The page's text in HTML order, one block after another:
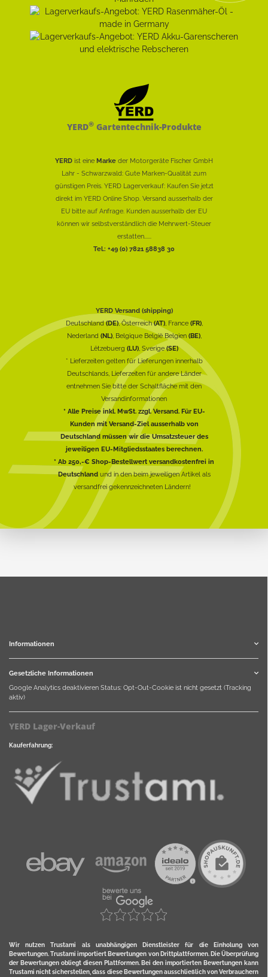
YERD®Gartentechnik-Produkte
YERD ist eine Marke der Motorgeräte Fischer GmbH
Lahr - Schwarzwald: Gute Marken-Qualität zum
günstigen Preis. YERD Lagerverkauf: Kaufen Sie jetzt
direkt im YERD Online Shop. Versand ausserhalb der
EU bitte auf Anfrage. Kunden ausserhalb der EU
können wir selbstverständlich die Mehrwert-Steuer
erstatten......
Tel.: +49 (0) 7821 58838 30
YERD Versand (shipping)
Deutschland(DE), Österreich(AT), France (FR),
Nederland (NL), Belgique België Belgien (BE),
Lëtzebuerg (LU), Sverige(SE)
* Lieferzeiten gelten für Lieferungen innerhalb
Deutschlands, Lieferzeiten für andere Länder
entnehmen Sie bitte der Schaltfläche mit den
Versandinformationen
* Alle Preise inkl. MwSt. zzgl. Versand. Für EU-
Kunden mit Versand-Ziel ausserhalb von
Deutschland müssen wir die Umsatzsteuer des
jeweiligen EU-Mitgliedsstaates berechnen.
* Ab 250,-€ Shop-Bestellwert versandkostenfrei in
Deutschlandund in den beim jeweiligen Artikel als
versandfrei gekennzeichneten Ländern!
Informationen
Gesetzliche Informationen
Google Analytics deaktivieren Status: Opt-Out-Cookie ist nicht gesetzt (Tracking
aktiv)
YERD Lager-Verkauf
Kauferfahrung:
Wir nutzen Trustami als unabhängigen Dienstleister für die Einholung von
Bewertungen. Trustami importiert Bewertungen von Drittplattformen. Die Überprüfung
der Bewertungen obliegt diesen Plattformen. Bei den importierten Bewertungen kann
Trustami nicht sicherstellen, dass diese Bewertungen ausschließlich von Verbrauchern